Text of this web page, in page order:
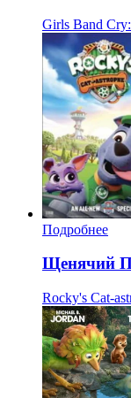
Girls Band
Подробнее
Щенячий
Rocky's Cat-